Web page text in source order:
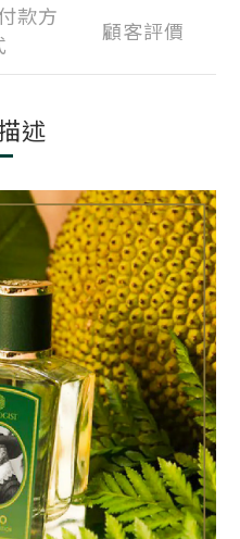
款方
顧客評價
述